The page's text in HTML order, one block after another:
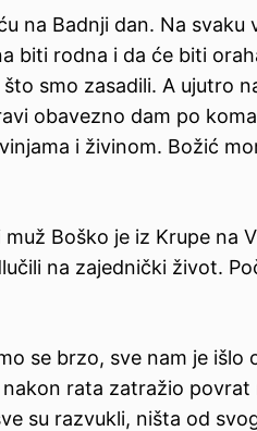
na Badnji dan. Na svaku
biti rodna i da će biti
smo zasadili. A ujutro
obavezno dam po
i živinom. Božić
Boško je iz Krupe na
na zajednički život.
se brzo, sve nam je išlo
rata zatražio povrat
su razvukli, ništa od